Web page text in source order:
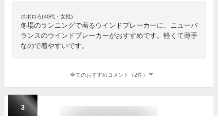
ポポロろ(40代・女性)
冬場のランニングで着るウインドブレーカーに、ニューバ
ランスのウインドブレーカーがおすすめです。軽くて薄手
なので着やすいです。
全てのおすすめコメント（2件）
3